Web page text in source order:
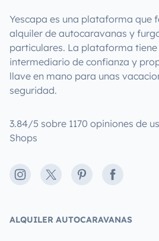
Yescapa es una plataforma que
alquiler de autocaravanas y
particulares. La plataforma
intermediario de confianza y
llave en mano para unas
seguridad.
3.84/5 sobre 1170 opiniones de
Shops
Instagram
X PinterestFacebook
ALQUILER AUTOCARAVANAS